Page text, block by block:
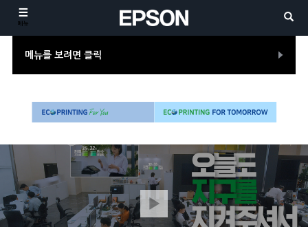
메뉴
메뉴를 보려면 클릭